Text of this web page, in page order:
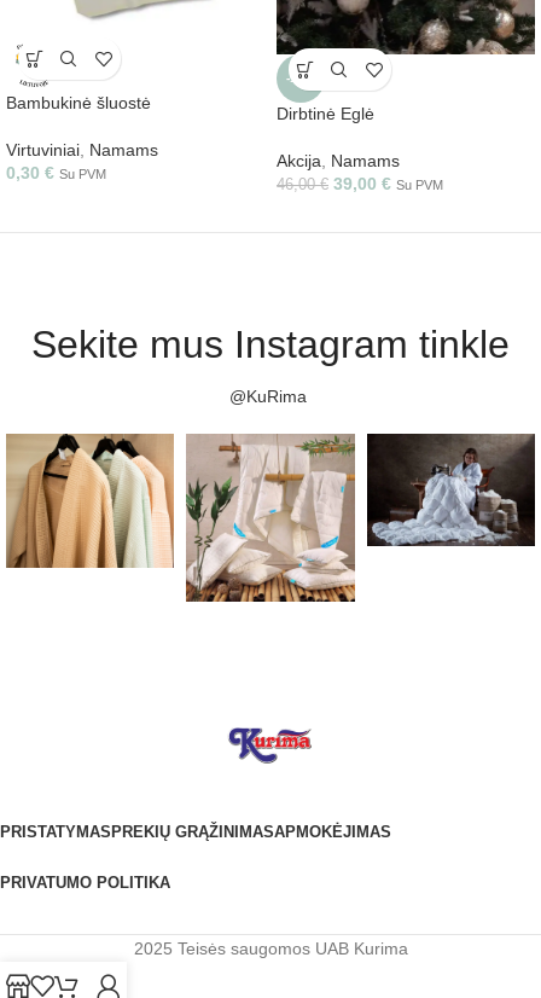
Bambukinė šluostė
Virtuviniai Namams
0,30 € Su PVM
-15%
Dirbtinė Eglė
Akcija Namams
46,00€ 39,00 € Su PVM
Sekite mus Instagram tinkle
@KuRima
PRISTATYMAS PREKIŲ GRĄŽINIMASAPMOKĖJIMAS
PRIVATUMO POLITIKA
2025 Teisės saugomos UAB Kurima